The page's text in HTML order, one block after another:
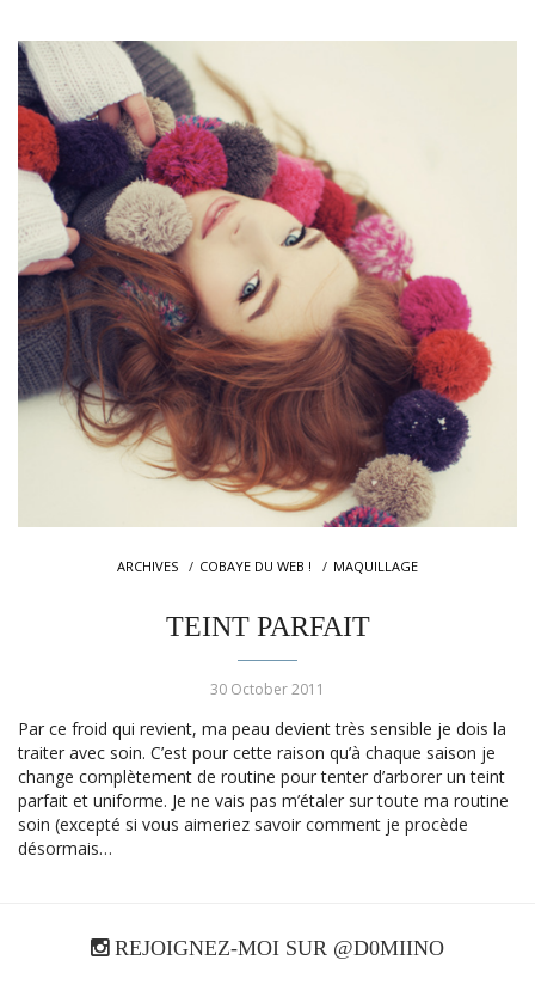
ARCHIVES COBAYE DU WEB ! MAQUILLAGE
TEINT PARFAIT
30 October 2011
Par ce froid qui revient, ma peau devient très sensible je dois la
traiter avec soin. C’est pour cette raison qu’à chaque saison je
change complètement de routine pour tenter d’arborer un teint
parfait et uniforme. Je ne vais pas m’étaler sur toute ma routine
soin (excepté si vous aimeriez savoir comment je procède
désormais…
REJOIGNEZ-MOI SUR @D0MIINO